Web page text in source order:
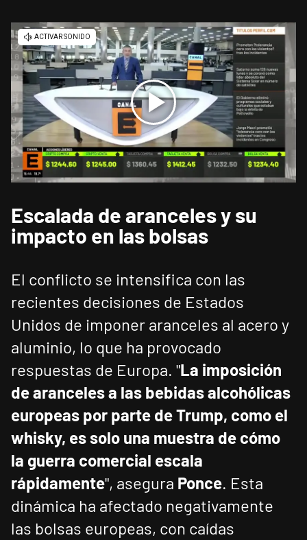
Escalada de aranceles y su
impacto en las bolsas
El conflicto se intensifica con las
recientes decisiones de Estados
Unidos de imponer aranceles al acero y
aluminio, lo que ha provocado
respuestas de Europa. "La imposición
de aranceles a las bebidas alcohólicas
europeas por parte de Trump, como el
whisky, es solo una muestra de cómo
la guerra comercial escala
rápidamente", asegura Ponce. Esta
dinámica ha afectado negativamente
las bolsas europeas, con caídas